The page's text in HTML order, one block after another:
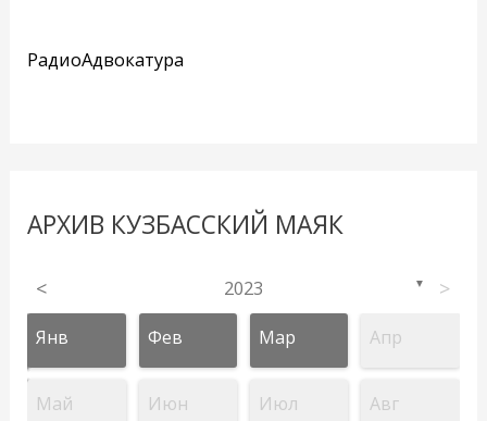
РадиоАдвокатура
АРХИВ КУЗБАССКИЙ МАЯК
< 2023 ▼ >
Янв Фев Мар Апр
Май Июн Июл Авг